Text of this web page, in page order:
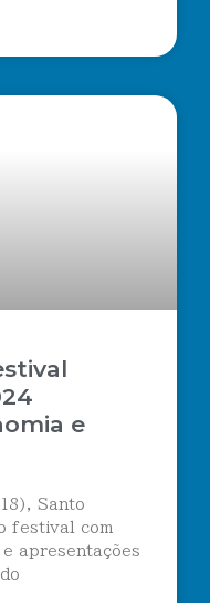
e
Santo
festival com
apresentações